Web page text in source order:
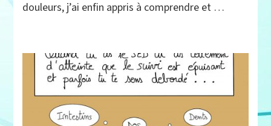
l’appétit
douleurs, j’ai enfin appris à comprendre et …